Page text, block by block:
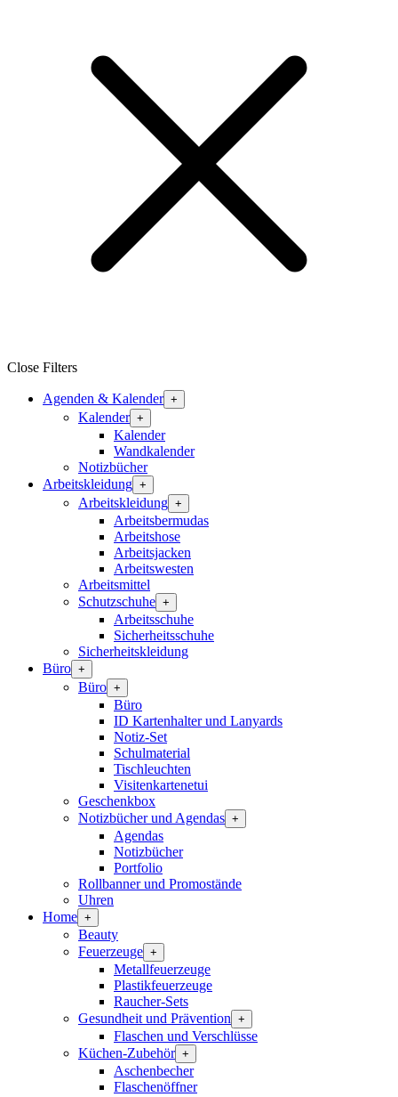
Close Filters
Agenden & Kalender +
Kalender +
Kalender
Wandkalender
Notizbücher
Arbeitskleidung +
Arbeitskleidung +
Arbeitsbermudas
Arbeitshose
Arbeitsjacken
Arbeitswesten
Arbeitsmittel
Schutzschuhe +
Arbeitsschuhe
Sicherheitsschuhe
Sicherheitskleidung
Büro +
Büro +
Büro
ID Kartenhalter und Lanyards
Notiz-Set
Schulmaterial
Tischleuchten
Visitenkartenetui
Geschenkbox
Notizbücher und Agendas +
Agendas
Notizbücher
Portfolio
Rollbanner und Promostände
Uhren
Home +
Beauty
Feuerzeuge +
Metallfeuerzeuge
Plastikfeuerzeuge
Raucher-Sets
Gesundheit und Prävention +
Flaschen und Verschlüsse
Küchen-Zubehör +
Aschenbecher
Flaschenöffner